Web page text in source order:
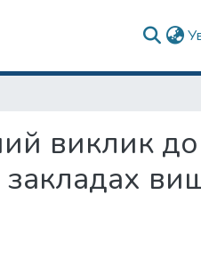
виклик до
закладах